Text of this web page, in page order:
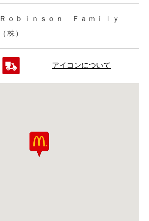
Ｒｏｂｉｎｓｏｎ Ｆａｍｉｌｙ
（株）
アイコンについて